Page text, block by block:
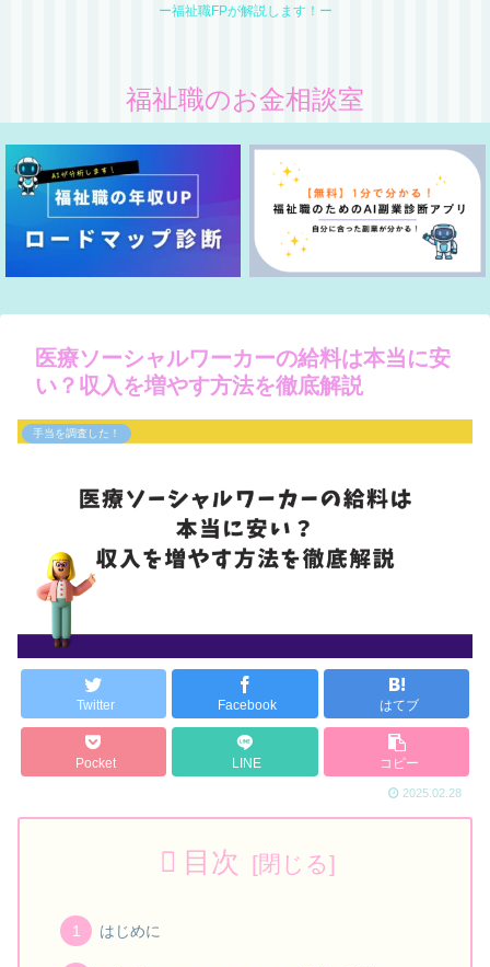
ー福祉職FPが解説します！ー
福祉職のお金相談室
医療ソーシャルワーカーの給料は本当に安
い？収入を増やす方法を徹底解説
手当を調査した！
Twitter Facebook はてブ
Pocket LINE コピー
2025.02.28
目次
はじめに